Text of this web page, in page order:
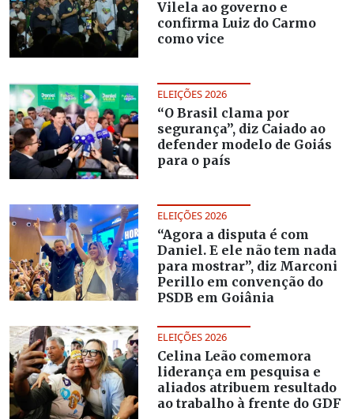
Vilela ao governo e
confirma Luiz do Carmo
como vice
ELEIÇÕES 2026
“O Brasil clama por
segurança”, diz Caiado ao
defender modelo de Goiás
para o país
ELEIÇÕES 2026
“Agora a disputa é com
Daniel. E ele não tem nada
para mostrar”, diz Marconi
Perillo em convenção do
PSDB em Goiânia
ELEIÇÕES 2026
Celina Leão comemora
liderança em pesquisa e
aliados atribuem resultado
ao trabalho à frente do GDF